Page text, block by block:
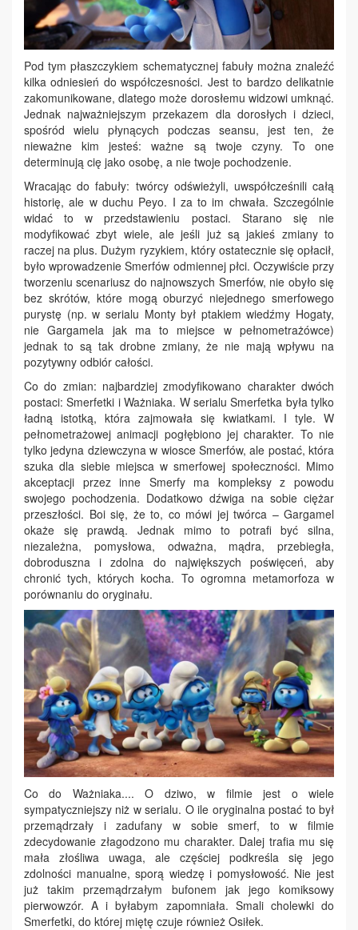
Pod tym płaszczykiem schematycznej fabuły można znaleźć
kilka odniesień do współczesności. Jest to bardzo delikatnie
zakomunikowane, dlatego może dorosłemu widzowi umknąć.
Jednak najważniejszym przekazem dla dorosłych i dzieci,
spośród wielu płynących podczas seansu, jest ten, że
nieważne kim jesteś: ważne są twoje czyny. To one
determinują cię jako osobę, a nie twoje pochodzenie.
Wracając do fabuły: twórcy odświeżyli, uwspółcześnili całą
historię, ale w duchu Peyo. I za to im chwała. Szczególnie
widać to w przedstawieniu postaci. Starano się nie
modyfikować zbyt wiele, ale jeśli już są jakieś zmiany to
raczej na plus. Dużym ryzykiem, który ostatecznie się opłacił,
było wprowadzenie Smerfów odmiennej płci. Oczywiście przy
tworzeniu scenariusz do najnowszych Smerfów, nie obyło się
bez skrótów, które mogą oburzyć niejednego smerfowego
purystę (np. w serialu Monty był ptakiem wiedźmy Hogaty,
nie Gargamela jak ma to miejsce w pełnometrażówce)
jednak to są tak drobne zmiany, że nie mają wpływu na
pozytywny odbiór całości.
Co do zmian: najbardziej zmodyfikowano charakter dwóch
postaci: Smerfetki i Ważniaka. W serialu Smerfetka była tylko
ładną istotką, która zajmowała się kwiatkami. I tyle. W
pełnometrażowej animacji pogłębiono jej charakter. To nie
tylko jedyna dziewczyna w wiosce Smerfów, ale postać, która
szuka dla siebie miejsca w smerfowej społeczności. Mimo
akceptacji przez inne Smerfy ma kompleksy z powodu
swojego pochodzenia. Dodatkowo dźwiga na sobie ciężar
przeszłości. Boi się, że to, co mówi jej twórca – Gargamel
okaże się prawdą. Jednak mimo to potrafi być silna,
niezależna, pomysłowa, odważna, mądra, przebiegła,
dobroduszna i zdolna do największych poświęceń, aby
chronić tych, których kocha. To ogromna metamorfoza w
porównaniu do oryginału.
Co do Ważniaka.... O dziwo, w filmie jest o wiele
sympatyczniejszy niż w serialu. O ile oryginalna postać to był
przemądrzały i zadufany w sobie smerf, to w filmie
zdecydowanie złagodzono mu charakter. Dalej trafia mu się
mała złośliwa uwaga, ale częściej podkreśla się jego
zdolności manualne, sporą wiedzę i pomysłowość. Nie jest
już takim przemądrzałym bufonem jak jego komiksowy
pierwowzór. A i byłabym zapomniała. Smali cholewki do
Smerfetki, do której miętę czuje również Osiłek.